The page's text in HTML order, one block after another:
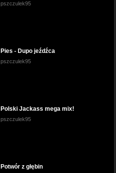
pszczulek95
Pies - Dupo jeźdźca
pszczulek95
Polski Jackass mega mix!
pszczulek95
Potwór z głębin